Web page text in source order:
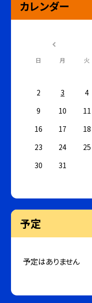
カレンダー
日 月 火
2
3 4
9
10 11
16
17 18
23
24 25
30
31
予定
予定はありません